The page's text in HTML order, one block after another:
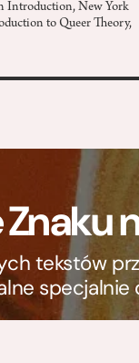
Introduction, New York
to Queer Theory,
tekstów
specjalnie